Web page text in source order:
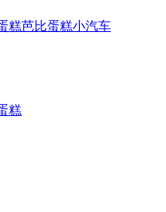
糕芭比蛋糕小汽车
糕